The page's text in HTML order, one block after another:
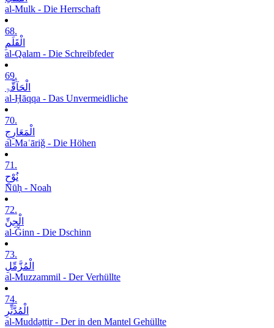
al-Mulk - Die Herrschaft
68.
الْقَلَمِ
al-Qalam - Die Schreibfeder
69.
الْحَآقَّۃِ
al-Ḥāqqa - Das Unvermeidliche
70.
الْمَعَارِجِ
al-Maʿāriǧ - Die Höhen
71.
نُوْحٍ
Nūḥ - Noah
72.
الْجِنِّ
al-Ǧinn - Die Dschinn
73.
الْمُزَّمِّلِ
al-Muzzammil - Der Verhüllte
74.
الْمُدَّثِّرِ
al-Muddaṯṯir - Der in den Mantel Gehüllte